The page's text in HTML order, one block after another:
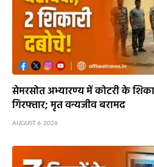
सेमरसोत अभ्यारण्य में कोटरी के
गिरफ्तार; मृत वन्यजीव बरामद
AUGUST 6, 2026